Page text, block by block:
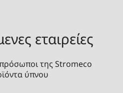
εταιρείες
της Stromeco
ύπνου